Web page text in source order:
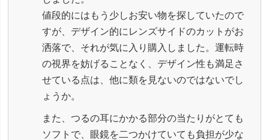
値段的にはもう少しお安い物を探していたので
すが、デザイン的にレンズサイドのカットがお
洒落で、それが気に入り購入しました。運転時
の視界を妨げることなく、デザイン性も満足さ
せている点は、他に類を見ないのではないでし
ょうか。
また、つるの耳にかかる部分の当たりがとても
ソフトで、眼鏡を二つかけていても負担が少な